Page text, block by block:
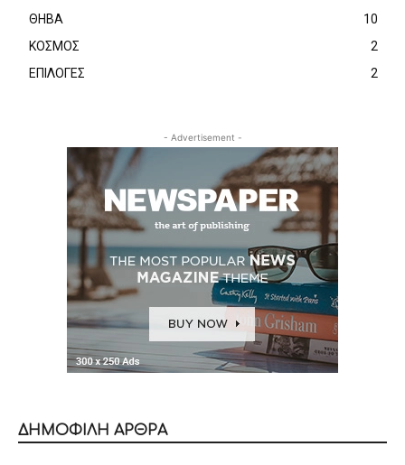
ΘΗΒΑ
10
ΚΟΣΜΟΣ
2
ΕΠΙΛΟΓΕΣ
2
- Advertisement -
ΔΗΜΟΦΙΛΗ ΑΡΘΡΑ